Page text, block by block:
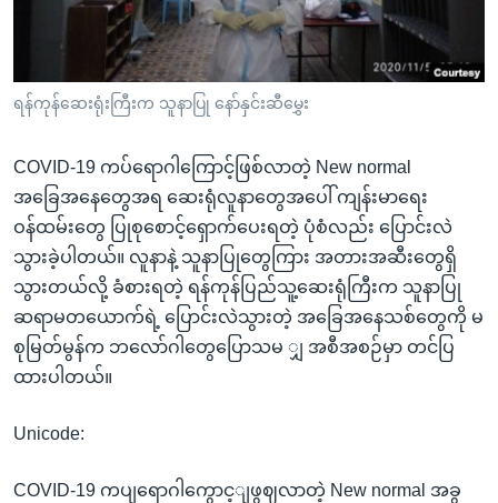
စာမျက်နှာ
ကြည့်
ရှာဖွေ
ရန်
နေရာ
သို့
ကျော်
ရန်
ဗွီအိုအေ လူမှုကွန်ယက်များ
ဘာသာစကားများ
ရန်ကုန်ဆေးရုံးကြီးက သူနာပြု နော်နှင်းဆီမွှေး
COVID-19 ကပ်ရောဂါကြောင့်ဖြစ်လာတဲ့ New normal
အခြေအနေတွေအရ ဆေးရုံလူနာတွေအပေါ် ကျန်းမာရေး
ဝန်ထမ်းတွေ ပြုစုစောင့်ရှောက်ပေးရတဲ့ ပုံစံလည်း ပြောင်းလဲ
သွားခဲ့ပါတယ်။ လူနာနဲ့ သူနာပြုတွေကြား အတားအဆီးတွေရှိ
သွားတယ်လို့ ခံစားရတဲ့ ရန်ကုန်ပြည်သူ့ဆေးရုံကြီးက သူနာပြု
ဆရာမတယောက်ရဲ့ ပြောင်းလဲသွားတဲ့ အခြေအနေသစ်တွေကို မ
စုမြတ်မွန်က ဘလော်ဂါတွေပြောသမ ျှ အစီအစဉ်မှာ တင်ပြ
ထားပါတယ်။
Unicode:
COVID-19 ကပျရောဂါကွောင့ျဖွဈလာတဲ့ New normal အခွ